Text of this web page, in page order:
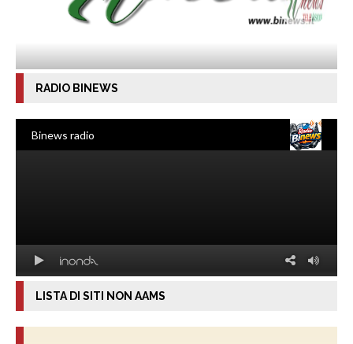
RADIO BINEWS
LISTA DI SITI NON AAMS